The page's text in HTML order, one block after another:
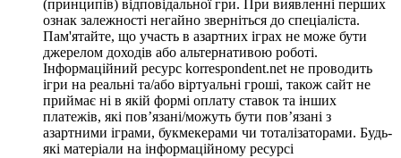
(принципів) відповідальної гри. При виявленні перших
ознак залежності негайно зверніться до спеціаліста.
Пам'ятайте, що участь в азартних іграх не може бути
джерелом доходів або альтернативою роботі.
Інформаційний ресурс korrespondent.net не проводить
ігри на реальні та/або віртуальні гроші, також сайт не
приймає ні в якій формі оплату ставок та інших
платежів, які пов’язані/можуть бути пов’язані з
азартними іграми, букмекерами чи тоталізаторами. Будь-
які матеріали на інформаційному ресурсі